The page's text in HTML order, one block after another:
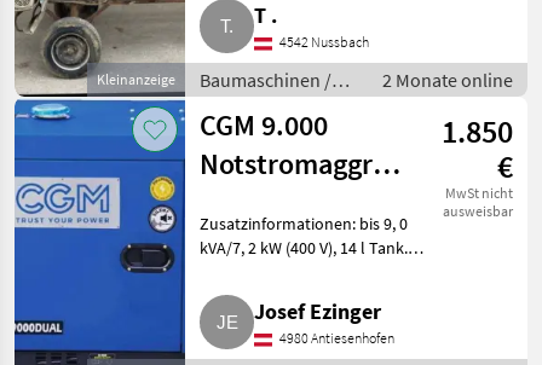
Kleinanzeige
T .
4542 Nussbach
Baumaschinen /
Kleingeräte
2 Monate online
CGM 9.000
Notstromaggregat
1.850
€
MwSt nicht
ausweisbar
Zusatzinformationen: bis 9, 0
kVA/7, 2 kW (400 V), 14 l Tank.
"S9000 DUAL" mit Abgasstufe
STAGE V. 1-Zylinder 498 ccm
Dieselmotor mit 8, 8 kW M
Josef Ezinger
4980 Antiesenhofen